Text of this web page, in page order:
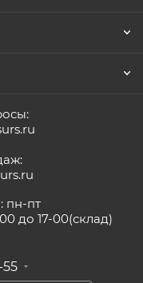
пн-пт
до 17-00(склад)